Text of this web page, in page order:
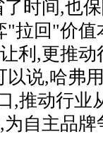
时间,也
拉回"价
利,更推
说,哈弗
,推动行业
自主品